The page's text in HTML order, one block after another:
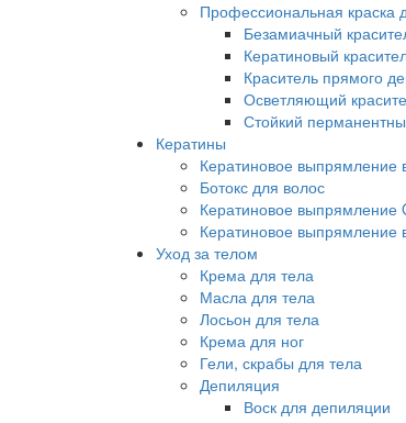
Профессиональная краска
Безамиачный
Кератиновый
Краситель прямого
Осветляющий
Стойкий
Кератины
Кератиновое выпрямление
Ботокс для волос
Кератиновое выпрямление
Кератиновое выпрямление
Уход за телом
Крема для тела
Масла для тела
Лосьон для тела
Крема для ног
Гели, скрабы для тела
Депиляция
Воск для депиляции